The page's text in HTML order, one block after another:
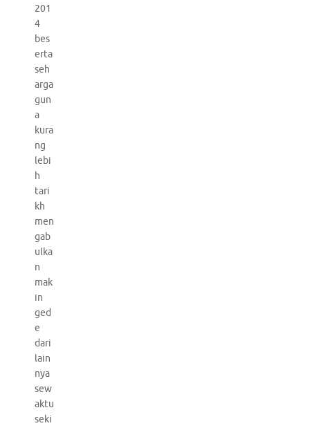
201
4
bes
erta
seh
arga
gun
a
kura
ng
lebi
h
tari
kh
men
gab
ulka
n
mak
in
ged
e
dari
lain
nya
sew
aktu
seki